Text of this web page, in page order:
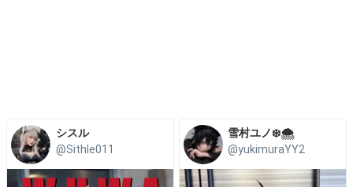
シスル
@Sithle011
雪村ユノ❄️🌨
@yukimuraYY2